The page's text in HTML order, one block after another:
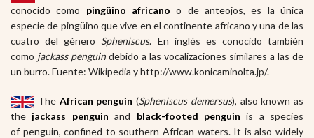
conocido como pingüino africano o de anteojos, es la única
especie de pingüino que vive en el continente africano y una de las
cuatro del género Spheniscus. En inglés es conocido también
como jackass penguindebido a las vocalizaciones similares a las de
un burro. Fuente: Wikipedia y http://www.konicaminolta.jp/.
The African penguin (Spheniscus demersus), also known as
the jackass penguin and black-footed penguin is a species
of penguin, confined to southern African waters. It is also widely